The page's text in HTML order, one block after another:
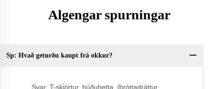
Algengar spurningar
Sp: Hvað geturðu kaupt frá okkur?
Svar: T-skjörtur, húðuhetta, íþróttadráttur,